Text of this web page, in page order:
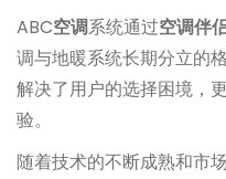
ABC空调系统通过空调伴
调与地暖系统长期分立的
解决了用户的选择困境，
验。
随着技术的不断成熟和市